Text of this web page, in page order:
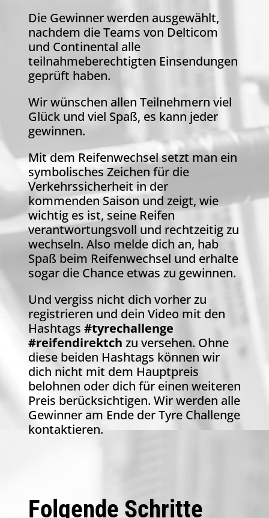
Die Gewinner werden ausgewählt,
nachdem die Teams von Delticom
und Continental alle
teilnahmeberechtigten Einsendungen
geprüft haben.
Wir wünschen allen Teilnehmern viel
Glück und viel Spaß, es kann jeder
gewinnen.
Mit dem Reifenwechsel setzt man ein
symbolisches Zeichen für die
Verkehrssicherheit in der
kommenden Saison und zeigt, wie
wichtig es ist, seine Reifen
verantwortungsvoll und rechtzeitig zu
wechseln. Also melde dich an, hab
Spaß beim Reifenwechsel und erhalte
sogar die Chance etwas zu gewinnen.
Und vergiss nicht dich vorher zu
registrieren und dein Video mit den
Hashtags #tyrechallenge
#reifendirektch zu versehen. Ohne
diese beiden Hashtags können wir
dich nicht mit dem Hauptpreis
belohnen oder dich für einen weiteren
Preis berücksichtigen. Wir werden alle
Gewinner am Ende der Tyre Challenge
kontaktieren.
Folgende Schritte